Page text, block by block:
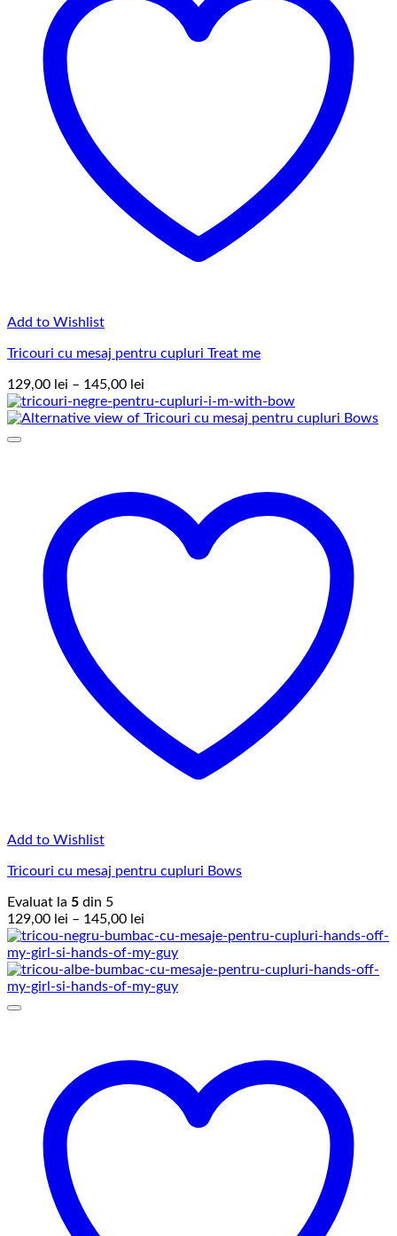
Add to Wishlist
Tricouri cu mesaj pentru cupluri Treat me
129,00 lei – 145,00 lei
de
prețuri:
Add to Wishlist
Tricouri cu mesaj pentru cupluri Bows
Evaluat la 5 din 5
129,00 lei – 145,00 lei
de
prețuri:
129,00 lei
până